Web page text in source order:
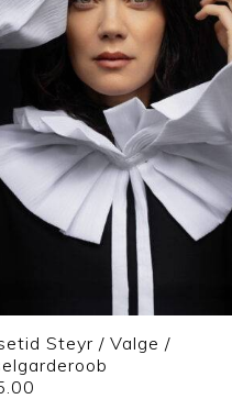
Steyr / Valge /